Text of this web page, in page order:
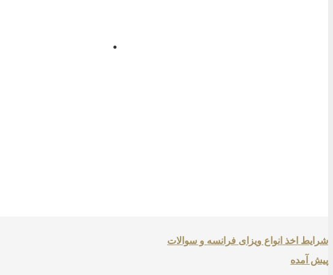
شرایط اخذ انواع ویزای فرانسه و سوالات
پیش آمده